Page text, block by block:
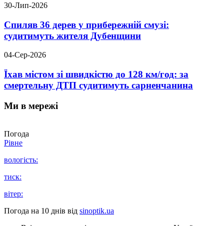
30-Лип-2026
Спиляв 36 дерев у прибережній смузі:
судитимуть жителя Дубенщини
04-Сер-2026
Їхав містом зі швидкістю до 128 км/год: за
смертельну ДТП судитимуть сарненчанина
Ми в мережі
Погода
Рівне
вологість:
тиск:
вітер:
Погода на 10 днів від sinoptik.ua